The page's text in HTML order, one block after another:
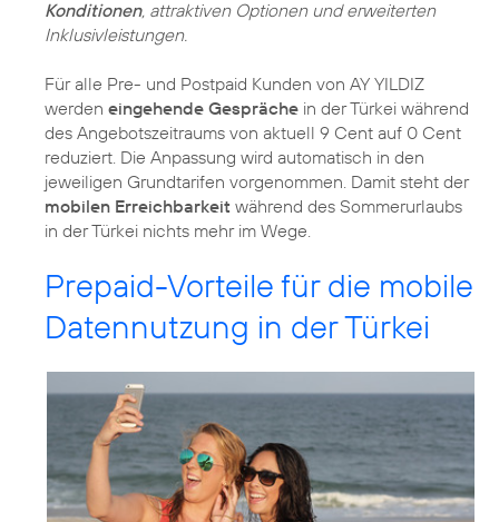
Konditionen, attraktiven Optionen und erweiterten
Inklusivleistungen.
Für alle Pre- und Postpaid Kunden von AY YILDIZ
werden eingehende Gespräche in der Türkei während
des Angebotszeitraums von aktuell 9 Cent auf 0 Cent
reduziert. Die Anpassung wird automatisch in den
jeweiligen Grundtarifen vorgenommen. Damit steht der
mobilen Erreichbarkeit während des Sommerurlaubs
in der Türkei nichts mehr im Wege.
Prepaid-Vorteile für die mobile
Datennutzung in der Türkei